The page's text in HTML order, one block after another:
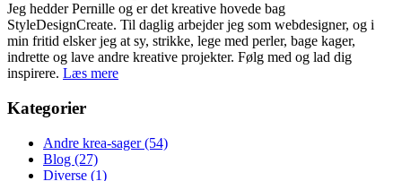
Jeg hedder Pernille og er det kreative hovede bag
StyleDesignCreate. Til daglig arbejder jeg som webdesigner, og i
min fritid elsker jeg at sy, strikke, lege med perler, bage kager,
indrette og lave andre kreative projekter. Følg med og lad dig
inspirere. Læs mere
Kategorier
Andre krea-sager(54)
Blog (27)
Diverse (1)